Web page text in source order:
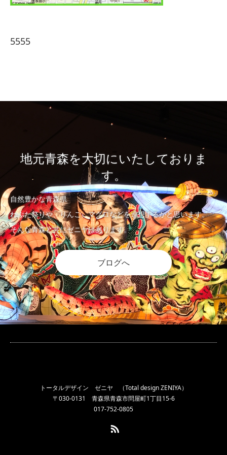
5555
地元青森を大切にいたしておりま
す。
自然豊かな青森県
ねぶた祭りや、りんご、マグロなどを連想するかと思います。
そんな青森と共にゼニヤはあります。
ブログへ
トータルデザイン ゼニヤ （Total design ZENIYA）
〒030-0131 青森県青森市問屋町1丁目15-6
017-752-0805